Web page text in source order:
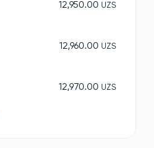
12,950.00 UZS
12,960.00 UZS
12,970.00 UZS